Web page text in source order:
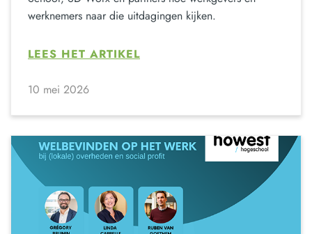
werknemers naar die uitdagingen kijken.
LEES HET ARTIKEL
10 mei 2026